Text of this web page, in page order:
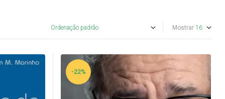
Mostrar
-22%